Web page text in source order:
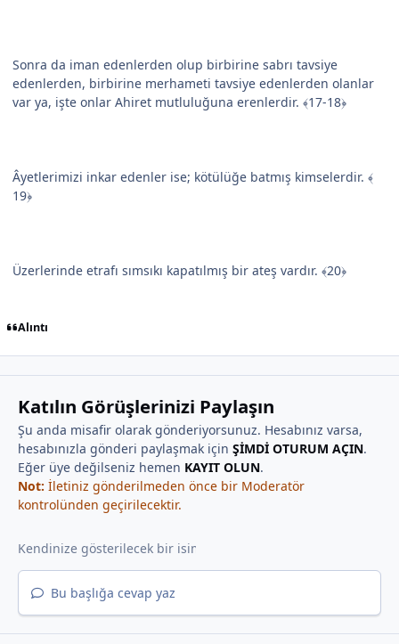
Sonra da iman edenlerden olup birbirine sabrı tavsiye
edenlerden, birbirine merhameti tavsiye edenlerden olanlar
var ya, işte onlar Ahiret mutluluğuna erenlerdir. ﴾17-18﴿
Âyetlerimizi inkar edenler ise; kötülüğe batmış kimselerdir. ﴾
19﴿
Üzerlerinde etrafı sımsıkı kapatılmış bir ateş vardır. ﴾20﴿
Alıntı
Katılın Görüşlerinizi Paylaşın
Şu anda misafir olarak gönderiyorsunuz. Hesabınız varsa,
hesabınızla gönderi paylaşmak için ŞİMDİ OTURUM AÇIN.
Eğer üye değilseniz hemen KAYIT OLUN.
Not: İletiniz gönderilmeden önce bir Moderatör
kontrolünden geçirilecektir.
Bu başlığa cevap yaz